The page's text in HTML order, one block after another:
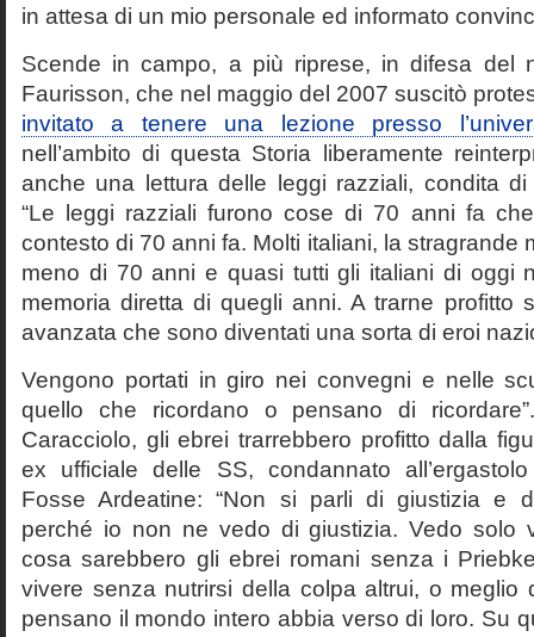
in attesa di un mio personale ed informato
Scende in campo, a più riprese, in difesa del
Faurisson, che nel maggio del 2007 suscitò
invitato a tenere una lezione presso
nell’ambito di questa Storia liberamente
anche una lettura delle leggi razziali, condita di
“Le leggi razziali furono cose di 70 anni fa
contesto di 70 anni fa. Molti italiani, la stragrande
meno di 70 anni e quasi tutti gli italiani di oggi
memoria diretta di quegli anni. A trarne profitto
avanzata che sono diventati una sorta di eroi
Vengono portati in giro nei convegni e nelle
quello che ricordano o pensano di
Caracciolo, gli ebrei trarrebbero profitto dalla
ex ufficiale delle SS, condannato
Fosse Ardeatine: “Non si parli di giustizia e
perché io non ne vedo di giustizia. Vedo solo
cosa sarebbero gli ebrei romani senza i
vivere senza nutrirsi della colpa altrui, o meglio
pensano il mondo intero abbia verso di loro. Su